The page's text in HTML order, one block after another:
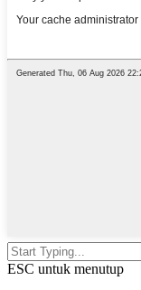
ESC untuk menutup